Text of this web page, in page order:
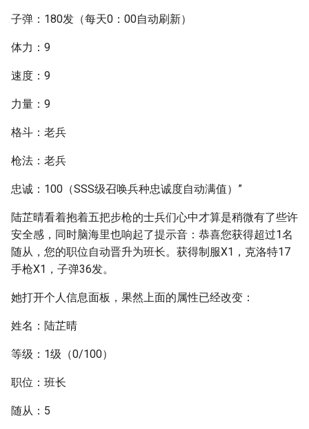
子弹：180发（每天0：00自动刷新）
体力：9
速度：9
力量：9
格斗：老兵
枪法：老兵
忠诚：100（SSS级召唤兵种忠诚度自动满值）”
陆芷晴看着抱着五把步枪的士兵们心中才算是稍微有了些许
安全感，同时脑海里也响起了提示音：恭喜您获得超过1名
随从，您的职位自动晋升为班长。获得制服X1，克洛特17
手枪X1，子弹36发。
她打开个人信息面板，果然上面的属性已经改变：
姓名：陆芷晴
等级：1级（0/100）
职位：班长
随从：5